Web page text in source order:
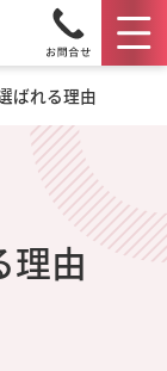
ばれる理由
理由